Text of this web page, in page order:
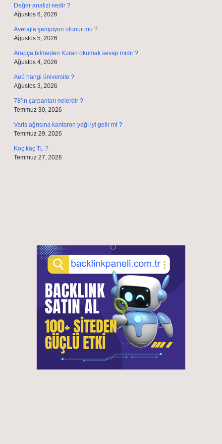
Değer analizi nedir ?
Ağustos 6, 2026
Averajla şampiyon olunur mu ?
Ağustos 5, 2026
Arapça bilmeden Kuran okumak sevap mıdır ?
Ağustos 4, 2026
Aeü hangi üniversite ?
Ağustos 3, 2026
78’in çarpanları nelerdir ?
Temmuz 30, 2026
Varis ağrısına kantaron yağı iyi gelir mi ?
Temmuz 29, 2026
Koç kaç TL ?
Temmuz 27, 2026